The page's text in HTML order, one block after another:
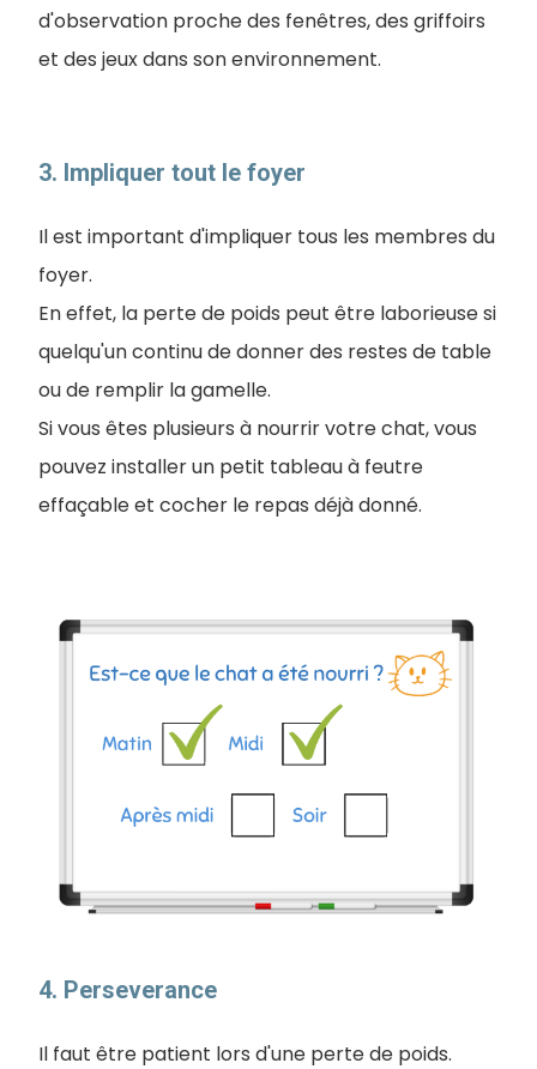
d'observation proche des fenêtres, des griffoirs
et des jeux dans son environnement.
3. Impliquer tout le foyer
Il est important d'impliquer tous les membres du
foyer.
En effet, la perte de poids peut être laborieuse si
quelqu'un continu de donner des restes de table
ou de remplir la gamelle.
Si vous êtes plusieurs à nourrir votre chat, vous
pouvez installer un petit tableau à feutre
effaçable et cocher le repas déjà donné.
4. Perseverance
Il faut être patient lors d'une perte de poids.